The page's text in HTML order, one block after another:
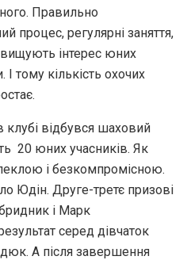
Правильно
процес, регулярні заняття,
інтерес юних
тому кількість охочих
відбувся шаховий
20 юних учасників. Як
і безкомпромісною.
Юдін. Друге-третє призові
і Марк
серед дівчаток
А після завершення